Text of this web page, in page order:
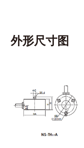
外形尺寸图